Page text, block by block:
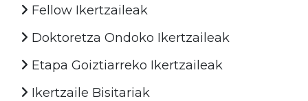
Fellow Ikertzaileak
Doktoretza Ondoko Ikertzaileak
Etapa Goiztiarreko Ikertzaileak
Ikertzaile Bisitariak